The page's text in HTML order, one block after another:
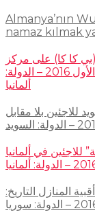
Almanya’nın
namaz kılmak
كا كا) على مركز
ثقافيّ تركيّ في هامبورغ التاريخ: كانون الأول 2016 – الدولة:
ألمانيا
للاجئين بلا مقابل
للاجئين في ألمانيا
المنازل التاريخ: